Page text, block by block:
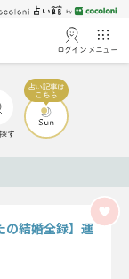
ログイン メニュー
す
の結婚全録】運